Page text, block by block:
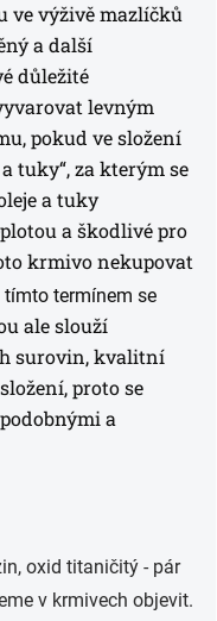
ve výživě mazlíčků
a další
důležité
levným
pokud ve složení
tuky“, za kterým se
a tuky
a škodlivé pro
krmivo nekupovat
tímto termínem se
ale slouží
surovin, kvalitní
proto se
a
oxid titaničitý - pár
v krmivech objevit.